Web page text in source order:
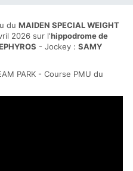
du MAIDEN SPECIAL WEIGHT
2026 sur l'hippodrome de
- Jockey : SAMY
PARK - Course PMU du